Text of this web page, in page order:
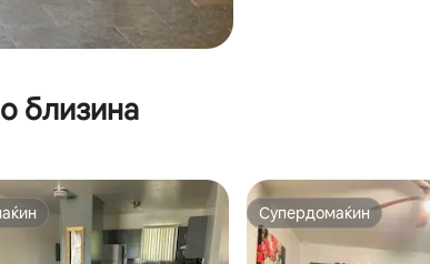
близина
Супердомаќин
Супердомаќин